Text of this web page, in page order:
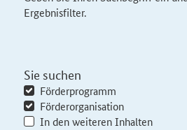
Ergebnisfilter.
Sie suchen
Förderprogramm
Förderorganisation
In den weiteren Inhalten